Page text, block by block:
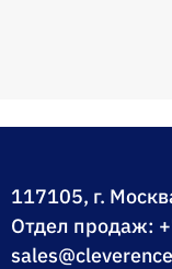
117105, г.
Отдел продаж: